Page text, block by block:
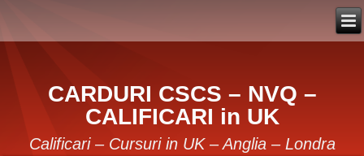
CARDURI CSCS – NVQ –
CALIFICARI in UK
Calificari – Cursuri in UK – Anglia – Londra